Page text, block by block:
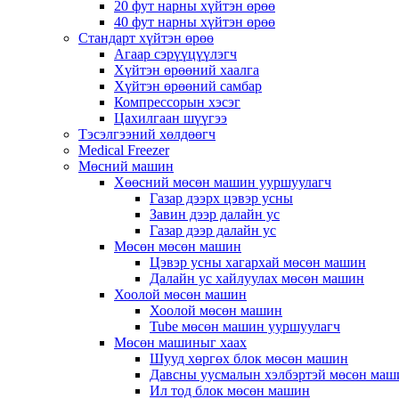
20 фут нарны хүйтэн өрөө
40 фут нарны хүйтэн өрөө
Стандарт хүйтэн өрөө
Агаар сэрүүцүүлэгч
Хүйтэн өрөөний хаалга
Хүйтэн өрөөний самбар
Компрессорын хэсэг
Цахилгаан шүүгээ
Тэсэлгээний хөлдөөгч
Medical Freezer
Мөсний машин
Хөөсний мөсөн машин ууршуулагч
Газар дээрх цэвэр усны
Завин дээр далайн ус
Газар дээр далайн ус
Мөсөн мөсөн машин
Цэвэр усны хагархай мөсөн машин
Далайн ус хайлуулах мөсөн машин
Хоолой мөсөн машин
Хоолой мөсөн машин
Tube мөсөн машин ууршуулагч
Мөсөн машиныг хаах
Шууд хөргөх блок мөсөн машин
Давсны уусмалын хэлбэртэй мөсөн
Ил тод блок мөсөн машин